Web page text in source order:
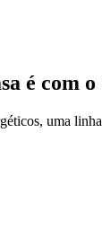
é com
uma